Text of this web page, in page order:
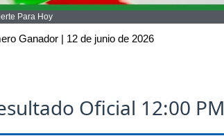
Para Hoy
Ganador | 12 de junio de 2026
Oficial 12:00 PM